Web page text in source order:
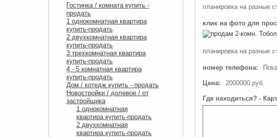
Гостинка / комната купить -
продать
1 однокомнатная квартира
купить-продать
2 двухкомнатная квартира
купить-продать
3 трехкомнатная квартира
купить-продать
4 - 5 комнатная квартира
купить-продать
Дом / котедж купить - продать
Новостройки / долевое / от
застройщика
1 однокомнатная
квартира купить-продать
2 двухкомнатная
квартира купить-продать
планировка на разные
клик на фото для
планировка на разные
номер телефона:
Цена: 2000000 руб.
Где находиться? -